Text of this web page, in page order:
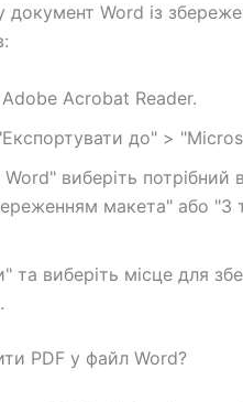
Word із
Acrobat Reader.
до" >
виберіть потрібний
макета" або "З
та виберіть місце для
PDF у файл Word?